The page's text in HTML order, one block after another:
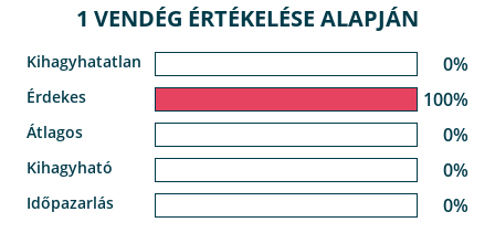
1 VENDÉG ÉRTÉKELÉSE ALAPJÁN
Kihagyhatatlan 0%
Érdekes 100%
Átlagos 0%
Kihagyható 0%
Időpazarlás 0%